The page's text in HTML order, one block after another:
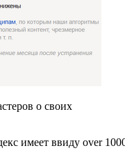
о своих
имеет ввиду over